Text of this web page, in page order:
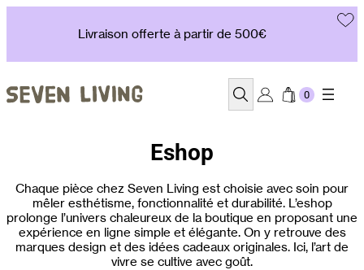
Livraison offerte à partir de 500€
Recherche
Eshop
Chaque pièce chez Seven Living est choisie avec soin pour
mêler esthétisme, fonctionnalité et durabilité. L’eshop
prolonge l’univers chaleureux de la boutique en proposant une
expérience en ligne simple et élégante. On y retrouve des
marques design et des idées cadeaux originales. Ici, l’art de
vivre se cultive avec goût.